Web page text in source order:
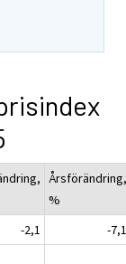
Årsförändring,
%
-2,1
-7,1